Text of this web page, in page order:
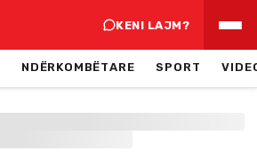
KENI LAJM?
NDËRKOMBËTARE SPORT